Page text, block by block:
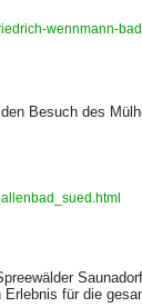
wennmann-
Besuch des
für die